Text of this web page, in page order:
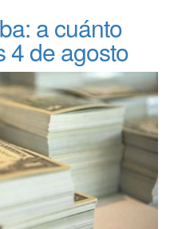
a cuánto
4 de agosto